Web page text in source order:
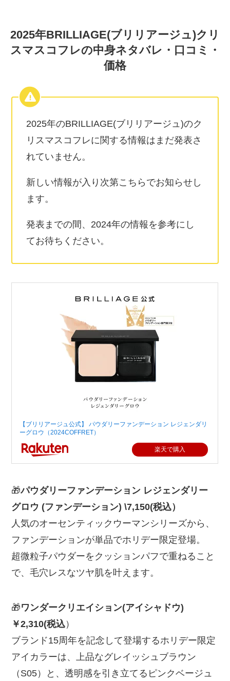
2025年BRILLIAGE(ブリリアージュ)クリ
スマスコフレの中身ネタバレ・口コミ・
価格
2025年のBRILLIAGE(ブリリアージュ)のク
リスマスコフレに関する情報はまだ発表さ
れていません。
新しい情報が入り次第こちらでお知らせし
ます。
発表までの間、2024年の情報を参考にし
てお待ちください。
【ブリリアージュ公式】 パウダリーファンデーション レジェンダリ
ーグロウ（2024COFFRET）
楽天で購入
🎁パウダリーファンデーション レジェンダリー
グロウ (ファンデーション) \7,150(税込）
人気のオーセンティックウーマンシリーズから、
ファンデーションが単品でホリデー限定登場。
超微粒子パウダーをクッションパフで重ねること
で、毛穴レスなツヤ肌を叶えます。
🎁ワンダークリエイション(アイシャドウ)
￥2,310(税込）
ブランド15周年を記念して登場するホリデー限定
アイカラーは、上品なグレイッシュブラウン
（S05）と、透明感を引き立てるピンクベージュ